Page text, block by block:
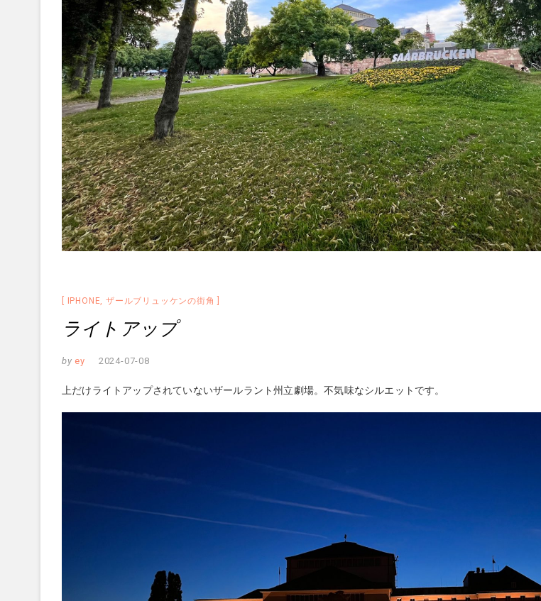
IPHONE ,ザールブリュッケンの街角
ライトアップ
by ey 2024-07-08
上だけライトアップされていないザールラント州立劇場。不気味なシルエットです。